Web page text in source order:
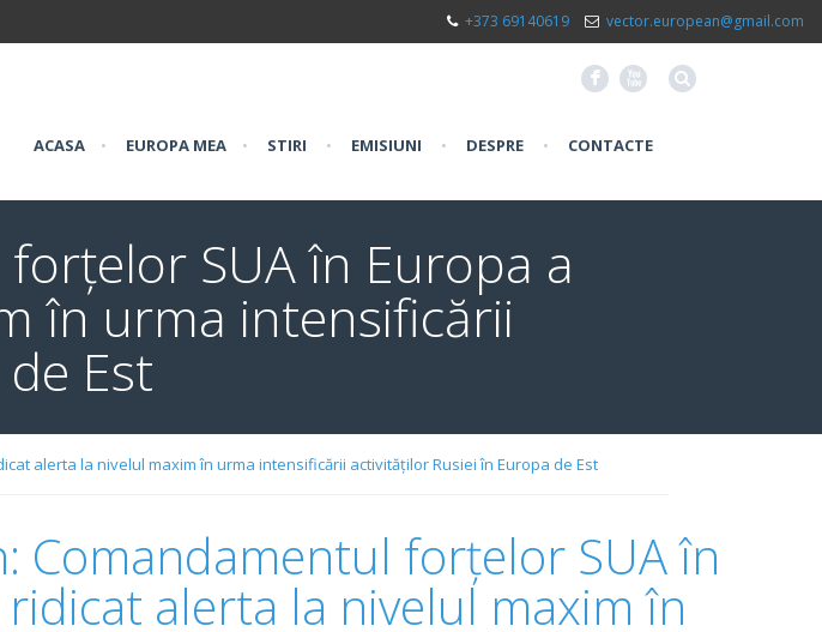
+373 69140619 vector.european@gmail.com
F X
ACASA • EUROPA MEA • STIRI • EMISIUNI • DESPRE • CONTACTE
SUA în Europa a
în urma intensificării
Est
alerta la nivelul maxim în urma intensificării activităților Rusiei în Europa de Est
Comandamentul forțelor SUA în
ridicat alerta la nivelul maxim în